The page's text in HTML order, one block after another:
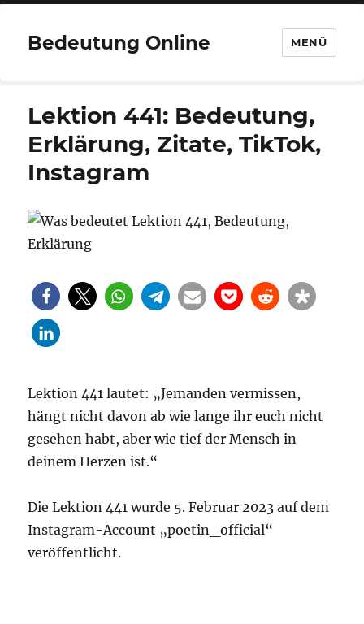
Bedeutung Online MENÜ
Lektion 441: Bedeutung,
Erklärung, Zitate, TikTok,
Instagram
Lektion 441 lautet: „Jemanden vermissen,
hängt nicht davon ab wie lange ihr euch nicht
gesehen habt, aber wie tief der Mensch in
deinem Herzen ist.“
Die Lektion 441 wurde 5. Februar 2023 auf dem
Instagram-Account „poetin_official“
veröffentlicht.